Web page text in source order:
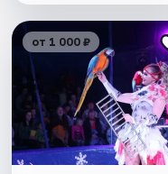
от 1 000 ₽